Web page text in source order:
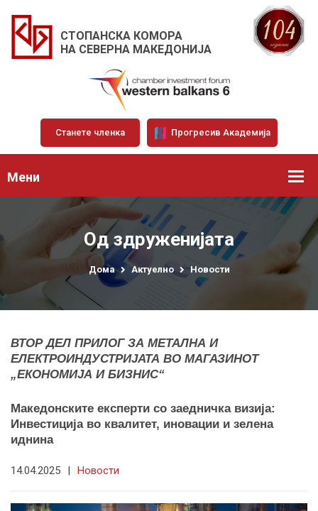
СТОПАНСКА КОМОРА
НА СЕВЕРНА МАКЕДОНИЈА
Станете членка Прогресив Академија
Мени
Од здруженијата
Дома Актуелно Новости
ВТОР ДЕЛ ПРИЛОГ ЗА МЕТАЛНА И
ЕЛЕКТРОИНДУСТРИЈАТА ВО МАГАЗИНОТ
„ЕКОНОМИЈА И БИЗНИС“
Македонските експерти со заедничка визија:
Инвестиција во квалитет, иновации и зелена
иднина
14.04.2025 | Новости